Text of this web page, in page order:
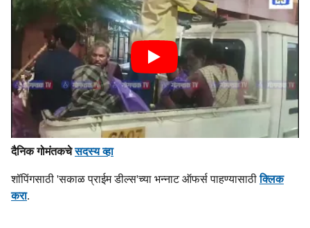
दैनिक गोमंतकचेसदस्य व्हा
शॉपिंगसाठी 'सकाळ प्राईम डील्स'च्या भन्नाट ऑफर्स पाहण्यासाठीक्लिक
करा.